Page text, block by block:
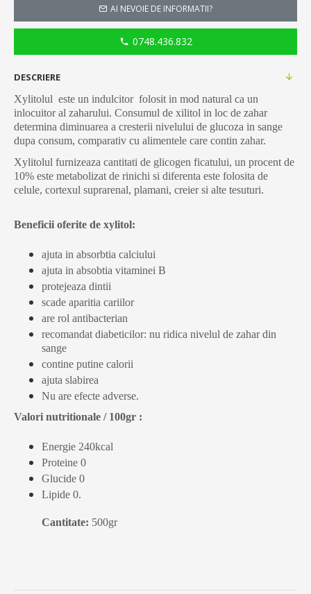
AI NEVOIE DE INFORMATII?
0748.436.832
DESCRIERE
Xylitolul este un indulcitor folosit in mod natural ca un
inlocuitor al zaharului. Consumul de xilitol in loc de zahar
determina diminuarea a cresterii nivelului de glucoza in sange
dupa consum, comparativ cu alimentele care contin zahar.
Xylitolul furnizeaza cantitati de glicogen ficatului, un procent de
10% este metabolizat de rinichi si diferenta este folosita de
celule, cortexul suprarenal, plamani, creier si alte tesuturi.
Beneficii oferite de xylitol:
ajuta in absorbtia calciului
ajuta in absobtia vitaminei B
protejeaza dintii
scade aparitia cariilor
are rol antibacterian
recomandat diabeticilor: nu ridica nivelul de zahar din
sange
contine putine calorii
ajuta slabirea
Nu are efecte adverse.
Valori nutritionale / 100gr :
Energie 240kcal
Proteine 0
Glucide 0
Lipide 0.
Cantitate: 500gr